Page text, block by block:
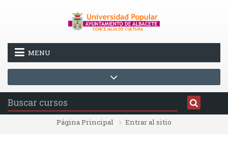
MENU
Página Principal Entrar al sitio